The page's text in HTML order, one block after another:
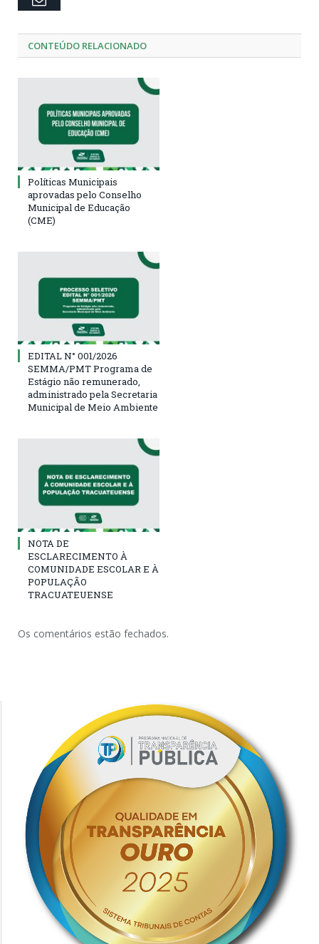
CONTEÚDO RELACIONADO
Políticas Municipais
aprovadas pelo Conselho
Municipal de Educação
(CME)
EDITAL N° 001/2026
SEMMA/PMT Programa de
Estágio não remunerado,
administrado pela Secretaria
Municipal de Meio Ambiente
NOTA DE
ESCLARECIMENTO À
COMUNIDADE ESCOLAR E À
POPULAÇÃO
TRACUATEUENSE
Os comentários estão fechados.